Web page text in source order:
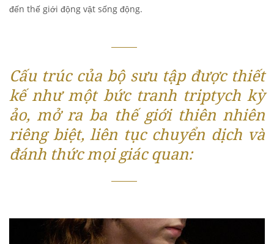
đến thế giới động vật sống động.
Cấu trúc của bộ sưu tập được thiết
kế như một bức tranh triptych kỳ
ảo, mở ra ba thế giới thiên nhiên
riêng biệt, liên tục chuyển dịch và
đánh thức mọi giác quan: